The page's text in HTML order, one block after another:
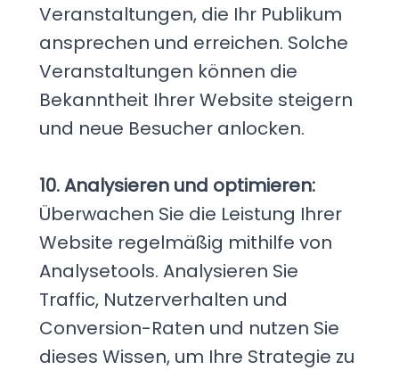
Veranstaltungen, die Ihr Publikum
ansprechen und erreichen. Solche
Veranstaltungen können die
Bekanntheit Ihrer Website steigern
und neue Besucher anlocken.
10. Analysieren und optimieren:
Überwachen Sie die Leistung Ihrer
Website regelmäßig mithilfe von
Analysetools. Analysieren Sie
Traffic, Nutzerverhalten und
Conversion-Raten und nutzen Sie
dieses Wissen, um Ihre Strategie zu